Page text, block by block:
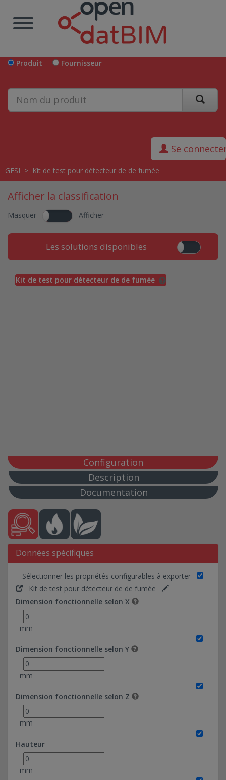
Produit Fournisseur
Se
GESI > Kit de test pour détecteur de de fumée
Afficher la classification
Masquer Afficher
Les solutions disponibles
Kit de test pour détecteur de de fumée
Configuration
Description
Documentation
Données spécifiques
Sélectionner les propriétés configurables à exporter
Kit de test pour détecteur de de fumée
Dimension fonctionnelle selon X
mm
Dimension fonctionnelle selon Y
mm
Dimension fonctionnelle selon Z
mm
Hauteur
mm